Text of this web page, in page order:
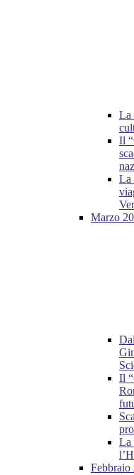
La
Il
La
Marzo
Il
La
Febbraio